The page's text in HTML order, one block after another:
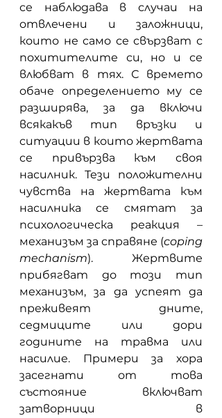
се наблюдава в случаи на
отвлечени и заложници,
които не само се свързват с
похитителите си, но и се
влюбват в тях. С времето
обаче определението му се
разширява, за да включи
всякакъв тип връзки и
ситуации в които жертвата
се привързва към своя
насилник. Тези положителни
чувства на жертвата към
насилника се смятат за
психологическа реакция –
механизъм за справяне (coping
mechanism). Жертвите
прибягват до този тип
механизъм, за да успеят да
преживеят дните,
седмиците или дори
годините на травма или
насилие. Примери за хора
засегнати от това
състояние включват
затворници в